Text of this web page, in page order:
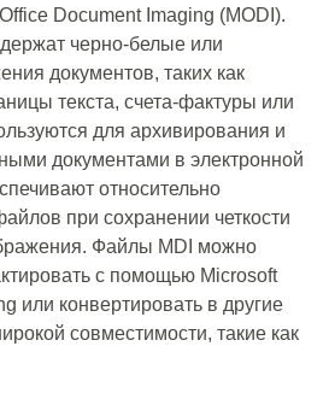
Document Imaging (MODI).
черно-белые или
документов, таких как
текста, счета-фактуры или
для архивирования и
документами в электронной
относительно
при сохранении четкости
Файлы MDI можно
с помощью Microsoft
или конвертировать в другие
совместимости, такие как